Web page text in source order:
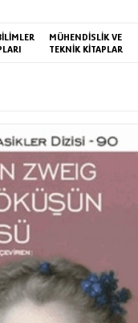
MÜHENDİSLİK VE
TEKNİK KİTAPLAR